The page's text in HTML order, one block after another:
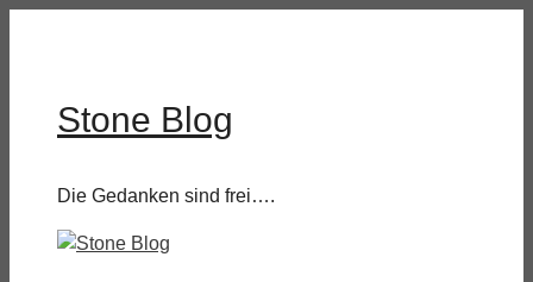
Stone Blog
Die Gedanken sind frei….